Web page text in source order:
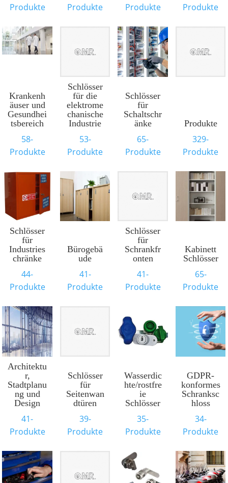
Produkte Produkte Produkte Produkte
Krankenh
äuser und
Gesundhei
tsbereich
58-
Produkte
Schlösser
für die
elektrome
chanische
Industrie
53-
Produkte
Schlösser
für
Schaltschr
änke
65-
Produkte
Produkte
329-
Produkte
Schlösser
für
Industries
chränke
44-
Produkte
Bürogebä
ude
41-
Produkte
Schlösser
für
Schrankfr
onten
41-
Produkte
Kabinett
Schlösser
65-
Produkte
Architektu
r,
Stadtplanu
ng und
Design
41-
Produkte
Schlösser
für
Seitenwan
dtüren
39-
Produkte
Wasserdic
hte/rostfre
ie
Schlösser
35-
Produkte
GDPR-
konformes
Schranksc
hloss
34-
Produkte